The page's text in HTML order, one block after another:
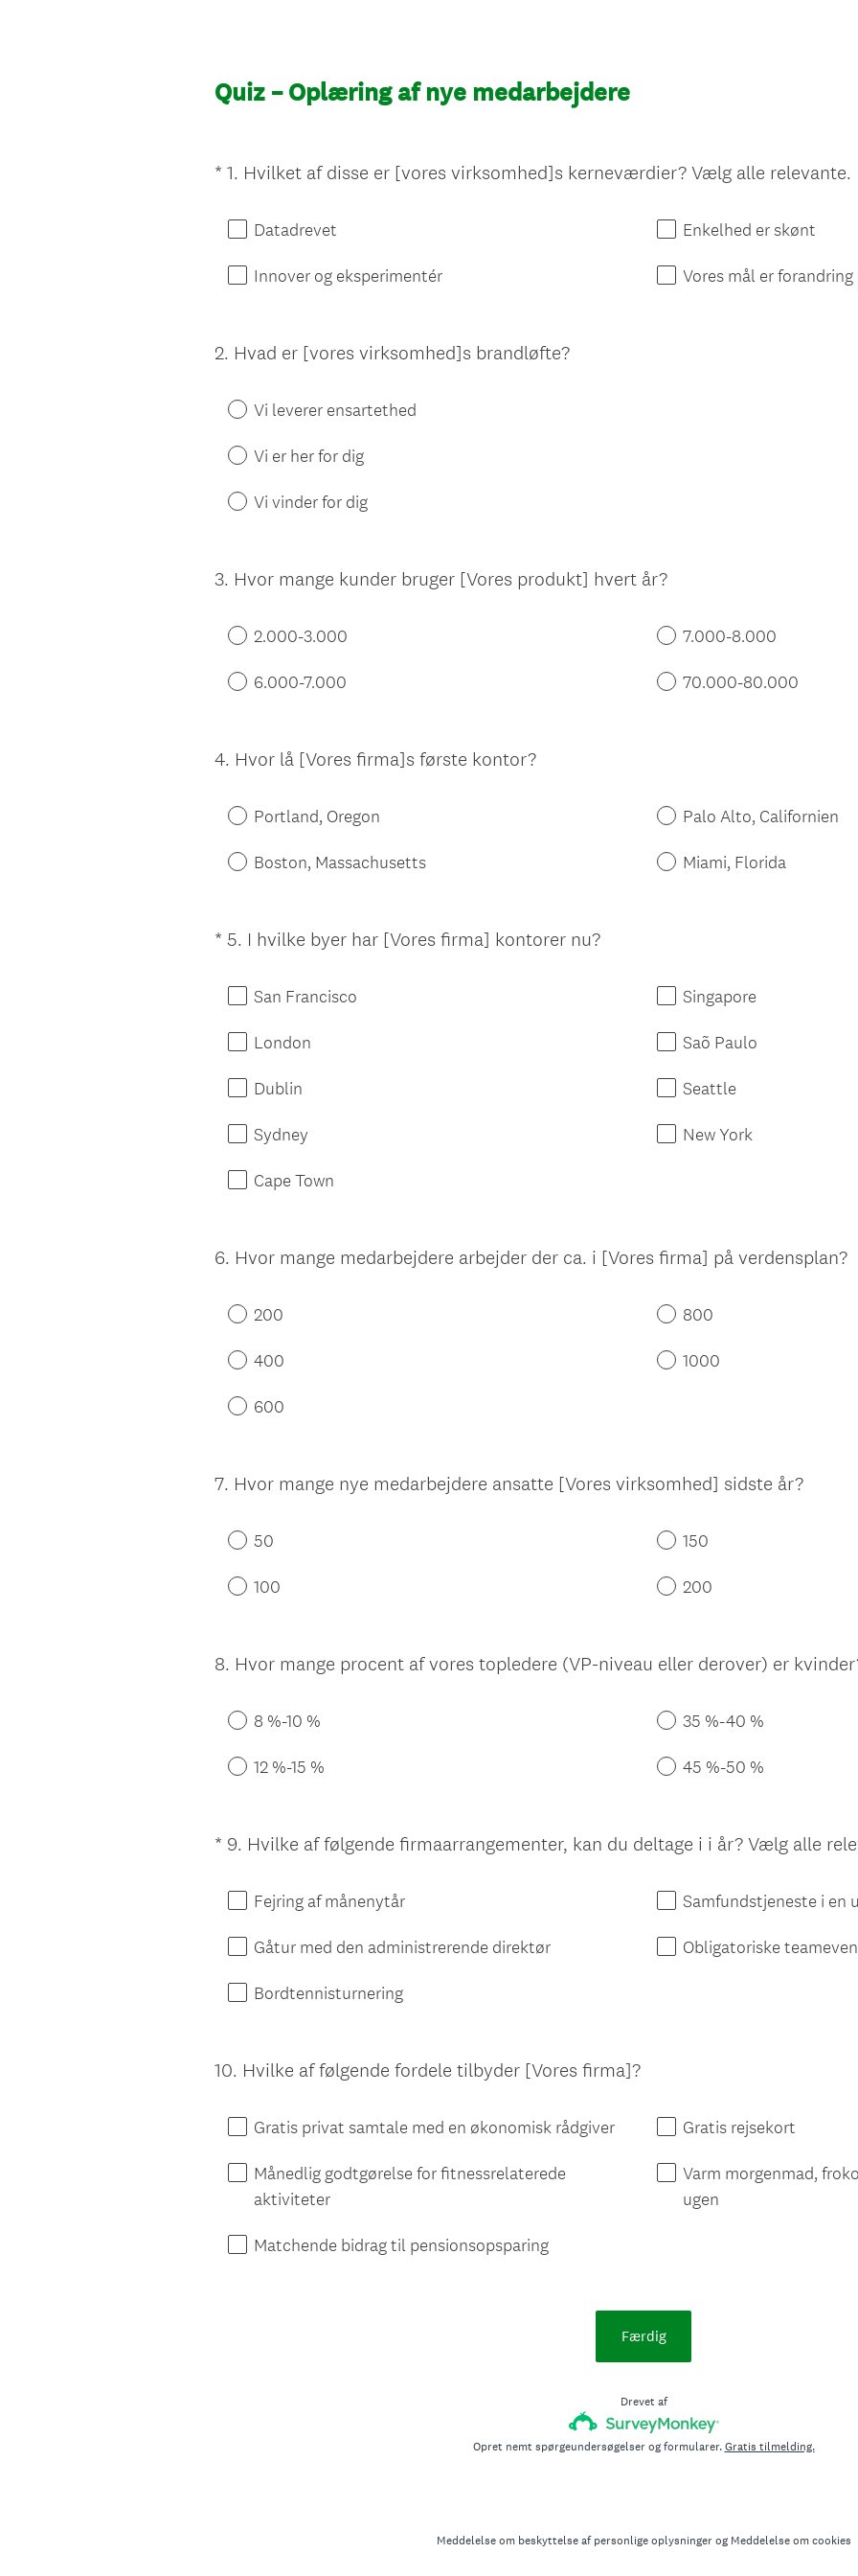
Quiz – Oplæring af nye medarbejdere
Question
* 1. Hvilket af disse er [vores virksomhed]s kerneværdier? Vælg alle relevante.
r
Datadrevet
Innover og eksperimentér
Enkelhed er skønt
Vores mål er forandring
Question
2. Hvad er [vores virksomhed]s brandløfte?
Vi leverer ensartethed
Vi er her for dig
Vi vinder for dig
Question
3. Hvor mange kunder bruger [Vores produkt] hvert år?
2.000-3.000
6.000-7.000
7.000-8.000
70.000-80.000
Question
4. Hvor lå [Vores firma]s første kontor?
Portland, Oregon
Boston, Massachusetts
Palo Alto, Californien
Miami, Florida
Question
* 5. I hvilke byer har [Vores firma] kontorer nu?(
San Francisco
London
Dublin
Sydney
Cape Town
Singapore
Saõ Paulo
Seattle
New York
Question
6. Hvor mange medarbejdere arbejder der ca. i [Vores firma] på verdensplan?
200
400
600
800
1000
Question
7. Hvor mange nye medarbejdere ansatte [Vores virksomhed] sidste år?
50
100
150
200
Question
8. Hvor mange procent af vores topledere (VP-niveau eller derover) er
8 %-10 %
12 %-15 %
35 %-40 %
45 %-50 %
Question
* 9. Hvilke af følgende firmaarrangementer, kan du deltage i i år? Vælg alle
Fejring af månenytår
Gåtur med den administrerende direktør
Bordtennisturnering
Samfundstjeneste i en
Obligatoriske
Question
10. Hvilke af følgende fordele tilbyder [Vores firma]?
Gratis privat samtale med en økonomisk rådgiver
Månedlig godtgørelse for fitnessrelaterede
aktiviteter
Matchende bidrag til pensionsopsparing
Gratis rejsekort
Varm morgenmad,
ugen
Færdig
Drevet af
Opret nemt spørgeundersøgelser og formularer.Gratis tilmelding.
Meddelelse om beskyttelse af personlige oplysningerog Meddelelse om cookies